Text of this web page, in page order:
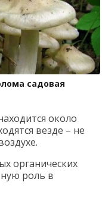
садовая
около
везде – не
органических
роль в